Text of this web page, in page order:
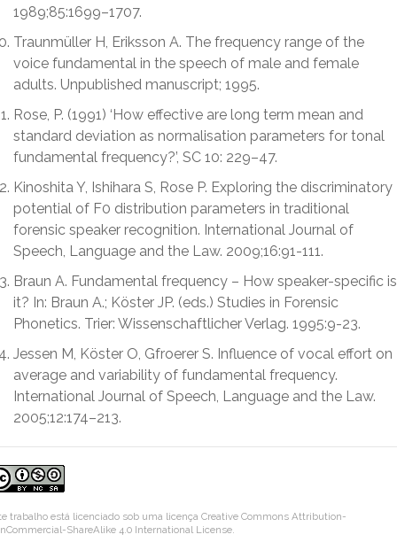
1989;85:1699–1707.
Traunmüller H, Eriksson A. The frequency range of the
voice fundamental in the speech of male and female
adults. Unpublished manuscript; 1995.
Rose, P. (1991) ‘How effective are long term mean and
standard deviation as normalisation parameters for tonal
fundamental frequency?’, SC 10: 229–47.
Kinoshita Y, Ishihara S, Rose P. Exploring the discriminatory
potential of F0 distribution parameters in traditional
forensic speaker recognition. International Journal of
Speech, Language and the Law. 2009;16:91-111.
Braun A. Fundamental frequency – How speaker-specific is
it? In: Braun A.; Köster JP. (eds.) Studies in Forensic
Phonetics. Trier: Wissenschaftlicher Verlag. 1995:9-23.
Jessen M, Köster O, Gfroerer S. Influence of vocal effort on
average and variability of fundamental frequency.
International Journal of Speech, Language and the Law.
2005;12:174–213.
trabalho está licenciado sob uma licença Creative Commons Attribution-
ShareAlike 4.0 International License.